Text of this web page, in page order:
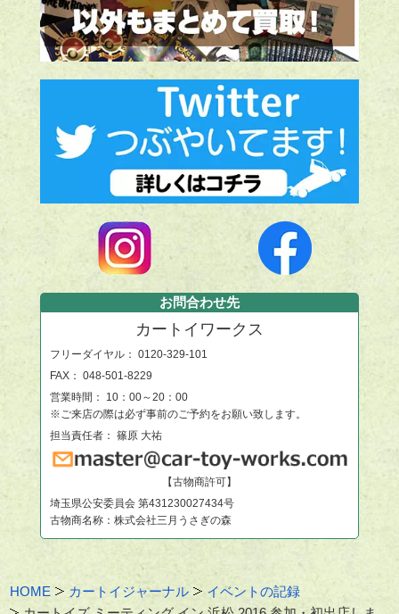
お問合わせ先
カートイワークス
フリーダイヤル： 0120-329-101
FAX： 048-501-8229
営業時間： 10：00～20：00
※ご来店の際は必ず事前のご予約をお願い致します。
担当責任者： 篠原 大祐
【古物商許可】
埼玉県公安委員会 第431230027434号
古物商名称：株式会社三月うさぎの森
HOME カートイジャーナル
イベントの記録